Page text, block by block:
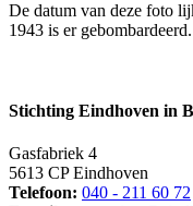
De datum van deze foto
1943 is er gebombardeerd.
Stichting Eindhoven in
Gasfabriek 4
5613 CP Eindhoven
Telefoon: 040 - 211 60 72